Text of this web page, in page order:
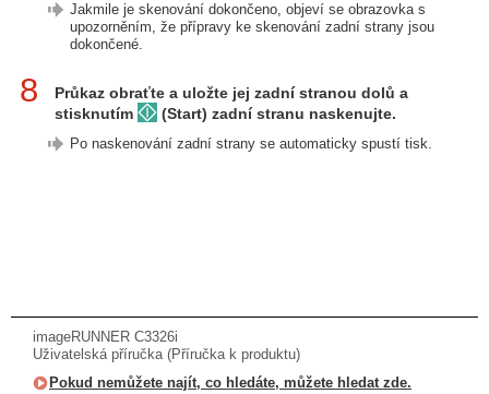
Jakmile je skenování dokončeno, objeví se obrazovka s
upozorněním, že přípravy ke skenování zadní strany jsou
dokončené.
8
Průkaz obraťte a uložte jej zadní stranou dolů a
stisknutím
(Start) zadní stranu naskenujte.
Po naskenování zadní strany se automaticky spustí tisk.
imageRUNNER C3326i
Uživatelská příručka (Příručka k produktu)
Pokud nemůžete najít, co hledáte, můžete hledat zde.